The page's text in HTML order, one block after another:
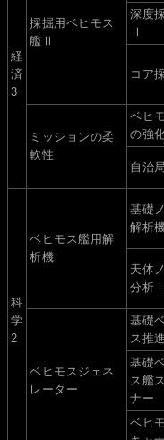
経
済
3
採掘用ベヒモス
艦Ⅱ
深度
Ⅱ
コア
ミッションの柔
軟性
ベヒ
の強
自治局
科
学
2
ベヒモス艦用解
析機
基礎
解析
天体
分析Ⅰ
ベヒモスジェネ
レーター
基礎
ス推
基礎
ス艦
ナー
ベヒ